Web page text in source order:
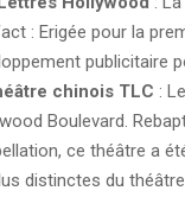
: Erigée pour la
publicitaire
chinois TLC :
Boulevard.
ce théâtre a
distinctes du